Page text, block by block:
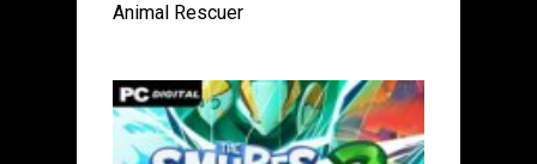
Animal Rescuer